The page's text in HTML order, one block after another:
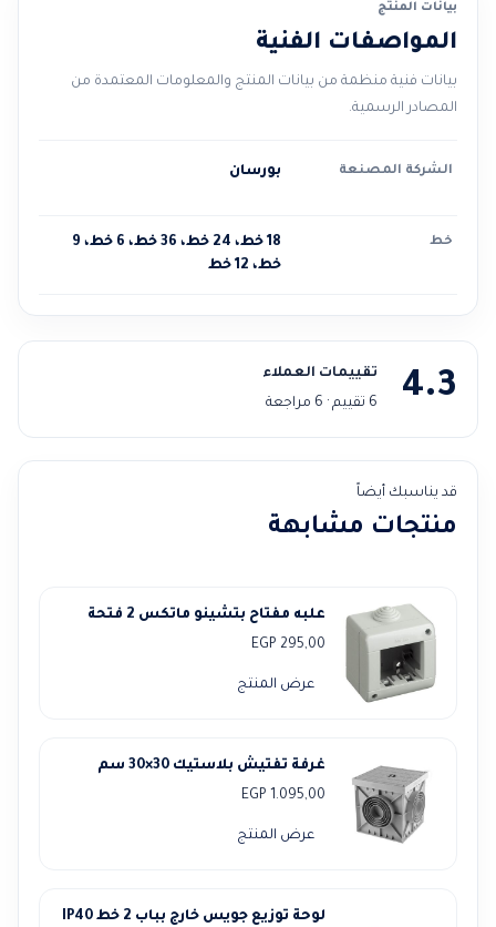
بيانات المنتج
المواصفات الفنية
بيانات فنية منظمة من بيانات المنتج والمعلومات المعتمدة من
المصادر الرسمية.
الشركة المصنعة بورسان
خط
18 خط، 24 خط، 36 خط، 6 خط، 9
خط، 12 خط
4.3
تقييمات العملاء
6 تقييم · 6 مراجعة
قد يناسبك أيضاً
منتجات مشابهة
علبه مفتاح بتشينو ماتكس 2 فتحة
295,00
EGP
عرض المنتج
غرفة تفتيش بلاستيك 30×30 سم
1.095,00
EGP
عرض المنتج
لوحة توزيع جويس خارج بباب 2 خط IP40